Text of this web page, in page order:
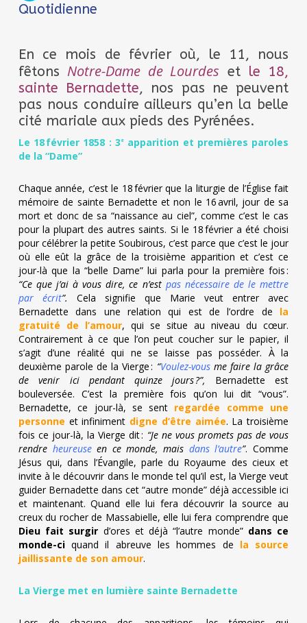
Quotidienne
En ce mois de février où, le 11, nous
fêtons Notre-Dame de Lourdes et le 18,
sainte Bernadette, nos pas ne peuvent
pas nous conduire ailleurs qu’en la belle
cité mariale aux pieds des Pyrénées.
Le 18 février 1858 : 3 e
apparition et premières paroles
de la “Dame”
Chaque année, c’est le 18 février que la liturgie de l’Église fait
mémoire de sainte Bernadette et non le 16 avril, jour de sa
mort et donc de sa “naissance au ciel”, comme c’est le cas
pour la plupart des autres saints. Si le 18 février a été choisi
pour célébrer la petite Soubirous, c’est parce que c’est le jour
où elle eût la grâce de la troisième apparition et c’est ce
jour-là que la “belle Dame” lui parla pour la première fois :
“Ce que j’ai à vous dire, ce n’est pas nécessaire de le mettre
par écrit”.
Cela signifie que Marie veut entrer avec
Bernadette dans une relation qui est de l’ordre de la
gratuité de l’amour, qui se situe au niveau du cœur.
Contrairement à ce que l’on peut coucher sur le papier, il
s’agit d’une réalité qui ne se laisse pas posséder. À la
deuxième parole de la Vierge : “Voulez-vousme faire la grâce
de venir ici pendant quinze jours ?”, Bernadette est
bouleversée. C’est la première fois qu’on lui dit “vous”.
Bernadette, ce jour-là, se sent regardée comme une
personne et infiniment digne d’être aimée. La troisième
fois ce jour-là, la Vierge dit : “Je ne vous promets pas de vous
rendre heureuseen ce monde, mais dans l’autre”. Comme
Jésus qui, dans l’Évangile, parle du Royaume des cieux et
invite à le découvrir dans le monde tel qu’il est, la Vierge veut
guider Bernadette dans cet “autre monde” déjà accessible ici
et maintenant. Quand elle lui fera découvrir la source au
creux du rocher de Massabielle, elle lui fera comprendre que
Dieu fait surgir d’ores et déjà “l’autre monde” dans ce
monde-ciquand il abreuve les hommes de la source
jaillissante de son amour.
La Vierge met en lumière sainte Bernadette